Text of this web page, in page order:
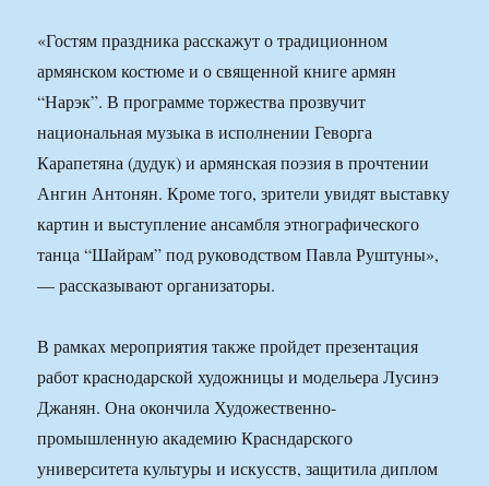
«Гостям праздника расскажут о традиционном
армянском костюме и о священной книге армян
“Нарэк”. В программе торжества прозвучит
национальная музыка в исполнении Геворга
Карапетяна (дудук) и армянская поэзия в прочтении
Ангин Антонян. Кроме того, зрители увидят выставку
картин и выступление ансамбля этнографического
танца “Шайрам” под руководством Павла Руштуны»,
— рассказывают организаторы.
В рамках мероприятия также пройдет презентация
работ краснодарской художницы и модельера Лусинэ
Джанян. Она окончила Художественно-
промышленную академию Красндарского
университета культуры и искусств, защитила диплом